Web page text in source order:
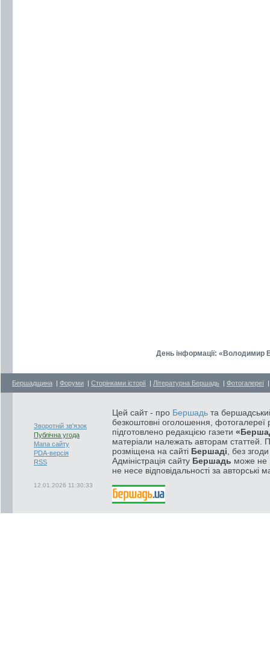
День інформації: «Володимир
Бершадщина | Форуми | Сторінками історії | Літературна Бершадь | Фотогалереї
Зворотній зв'язок
Публічна угода
Мапа сайту
PDA-версія
RSS
12.01.2026 11:30:33
Цей сайт - про Бершадь та
безкоштовні оголошення, фотогалереї
підготовлено редакцією газети
матеріали належать авторам статтей.
розміщена на сайті Бершаді , без
Адміністрація сайту Бершадь може не
не несе відповідальності за авторські